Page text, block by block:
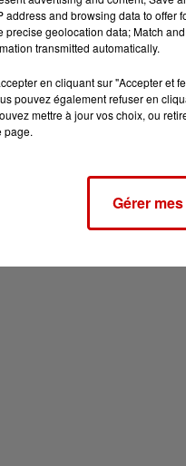
Afficher l'élément
address and browsing data to
precise geolocation data; Match
transmitted automatically.
en cliquant sur "Accepter et
pouvez également refuser en
mettre à jour vos choix, ou
page.
Gérer